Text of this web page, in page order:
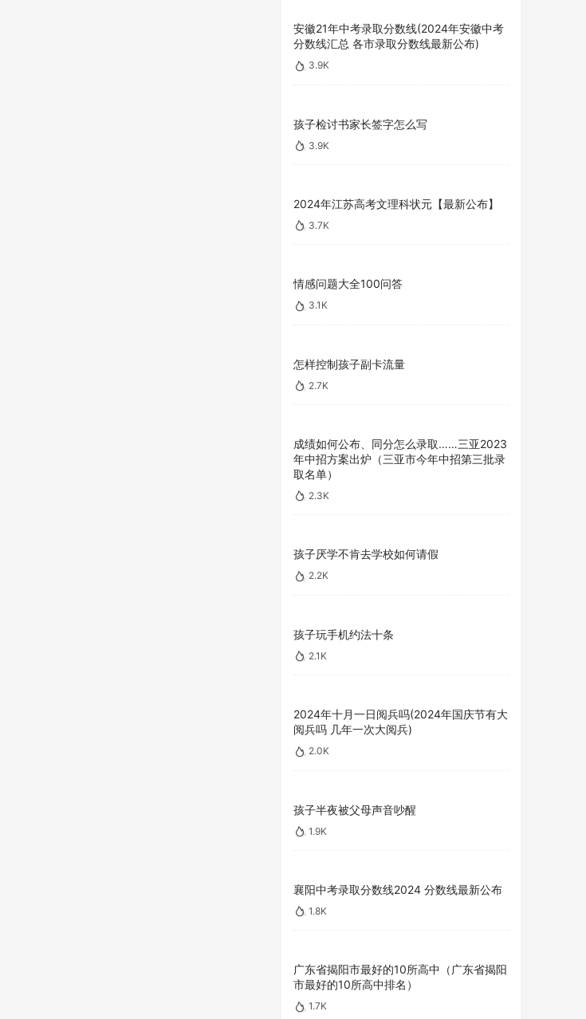
安徽21年中考录取分数线(2024年安徽中考
分数线汇总 各市录取分数线最新公布)
3.9K
孩子检讨书家长签字怎么写
3.9K
2024年江苏高考文理科状元【最新公布】
3.7K
情感问题大全100问答
3.1K
怎样控制孩子副卡流量
2.7K
成绩如何公布、同分怎么录取……三亚2023
年中招方案出炉（三亚市今年中招第三批录
取名单）
2.3K
孩子厌学不肯去学校如何请假
2.2K
孩子玩手机约法十条
2.1K
2024年十月一日阅兵吗(2024年国庆节有大
阅兵吗 几年一次大阅兵)
2.0K
孩子半夜被父母声音吵醒
1.9K
襄阳中考录取分数线2024 分数线最新公布
1.8K
广东省揭阳市最好的10所高中（广东省揭阳
市最好的10所高中排名）
1.7K